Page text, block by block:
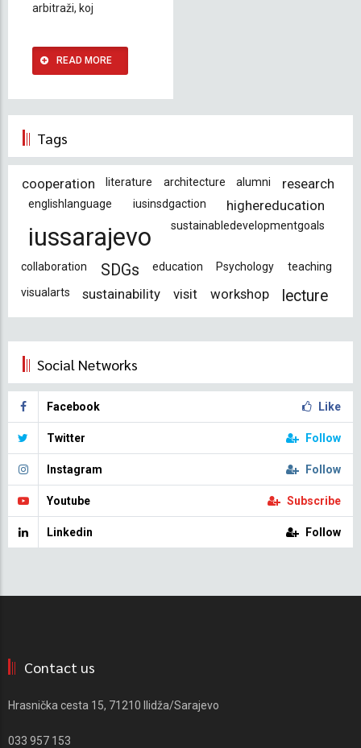
arbitraži, koj
READ MORE
Tags
cooperation literature architecture alumni research
englishlanguage iusinsdgaction highereducation
iussarajevo sustainabledevelopmentgoals
collaboration SDGs education Psychology
teaching
visualarts
sustainability visit workshop lecture
Social Networks
Facebook Like
Twitter Follow
Instagram Follow
Youtube Subscribe
Linkedin Follow
Contact us
Hrasnička cesta 15, 71210 Ilidža/Sarajevo
033 957 153